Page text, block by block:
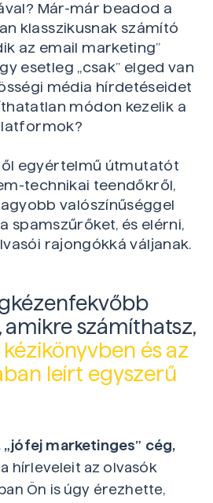
Már-már beadod a
klasszikusnak számító
az email marketing”
esetleg „csak” elged van
média hírdetéseidet
módon kezelik a
egyértelmű útmutatót
technikai teendőkről,
valószínűséggel
spamszűrőket, és elérni,
rajongókká váljanak.
amikre számíthatsz,
és az
leírt egyszerű
„jófej marketinges” cég,
hírleveleit az olvasók
Ön is úgy érezhette,